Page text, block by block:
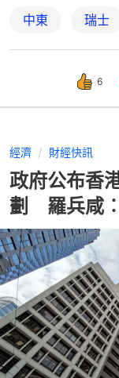
中東 瑞士
6
經濟 財經快訊
政府公布香
劃 羅兵咸